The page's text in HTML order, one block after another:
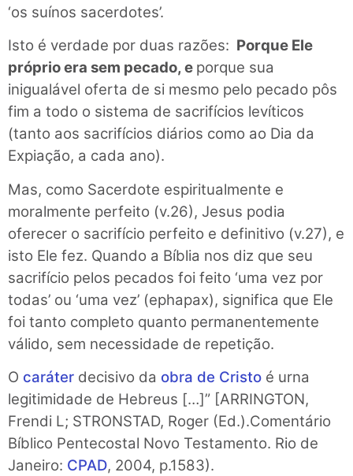
‘os suínos sacerdotes’.
Isto é verdade por duas razões: Porque Ele
próprio era sem pecado, e porque sua
inigualável oferta de si mesmo pelo pecado pôs
fim a todo o sistema de sacrifícios levíticos
(tanto aos sacrifícios diários como ao Dia da
Expiação, a cada ano).
Mas, como Sacerdote espiritualmente e
moralmente perfeito (v.26), Jesus podia
oferecer o sacrifício perfeito e definitivo (v.27), e
isto Ele fez. Quando a Bíblia nos diz que seu
sacrifício pelos pecados foi feito ‘uma vez por
todas’ ou ‘uma vez’ (ephapax), significa que Ele
foi tanto completo quanto permanentemente
válido, sem necessidade de repetição.
O caráter decisivo da obra de Cristo é urna
legitimidade de Hebreus […]” [ARRINGTON,
Frendi L; STRONSTAD, Roger (Ed.).Comentário
Bíblico Pentecostal Novo Testamento. Rio de
Janeiro: CPAD, 2004, p.1583).